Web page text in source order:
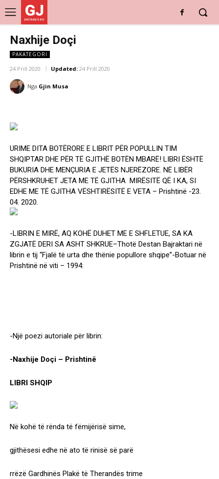
GJ
DRITARE E RE
Naxhije Doçi
PAKATEGORI
24 Prill 2020 Updated: 24 Prill 2020
Nga Gjin Musa
URIME DITA BOTËRORE E LIBRIT PËR POPULLIN TIM
SHQIPTAR DHE PËR TË GJITHË BOTËN MBARË! LIBRI ËSHTË
BUKURIA DHE MENÇURIA E JETËS NJERËZORE. NË LIBËR
PËRSHKRUHET JETA ME TË GJITHA MIRËSITË QË I KA, SI
EDHE ME TË GJITHA VËSHTIRËSITË E VETA – Prishtinë -23.
04. 2020.
-LIBRIN E MIRË, AQ KOHË DUHET ME E SHFLETUE, SA KA
ZGJATË DERI SA ASHT SHKRUE–Thotë Destan Bajraktari në
librin e tij “Fjalë të urta dhe thënie popullore shqipe”-Botuar në
Prishtinë në viti – 1994:
-Një poezi autoriale për librin:
-Naxhije Doçi – Prishtinë
LIBRI SHQIP
Në kohë të rënda të fëmijërisë sime,
gjithësesi edhe në ato të rinisë së parë
rrëzë Gardhinës Plakë të Therandës trime